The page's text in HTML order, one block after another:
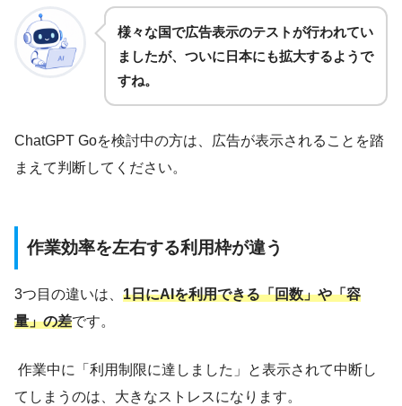
様々な国で広告表示のテストが行われてい
ましたが、ついに日本にも拡大するようで
すね。
ChatGPT Goを検討中の方は、広告が表示されることを踏
まえて判断してください。
作業効率を左右する利用枠が違う
3つ目の違いは、 1日にAIを利用できる「回数」や「容
量」の差です。
作業中に「利用制限に達しました」と表示されて中断し
てしまうのは、大きなストレスになります。